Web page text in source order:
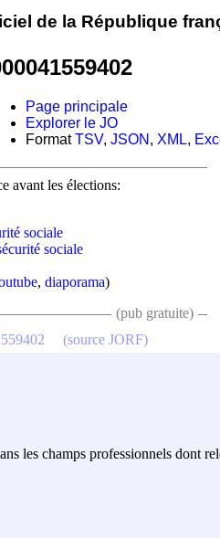
de la République
Page principale
Explorer le JO
FormatTSV, JSON , XML,
avant les élections:
sociale
sociale
, diaporama)
(pub gratuite)
les champs professionnels dont
(source JORF)